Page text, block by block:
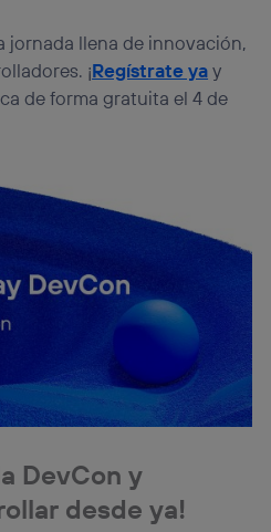
jornada llena de innovación,
¡Regístrate yay
de forma gratuita el 4 de
DevCon y
desde ya!